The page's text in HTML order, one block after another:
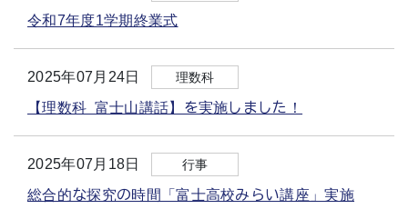
令和7年度1学期終業式
2025年07月24日 理数科
【理数科 富士山講話】を実施しました！
2025年07月18日 行事
総合的な探究の時間「富士高校みらい講座」実施